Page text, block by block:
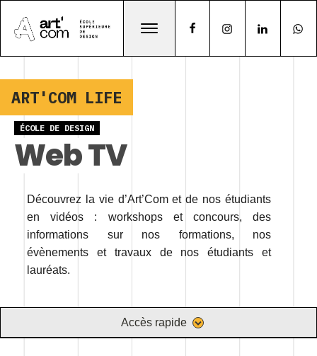
ART'COM LIFE
ÉCOLE DE DESIGN
Web TV
Découvrez la vie d’Art’Com et de nos étudiants
en vidéos : workshops et concours, des
informations sur nos formations, nos
évènements et travaux de nos étudiants et
lauréats.
Accès rapide